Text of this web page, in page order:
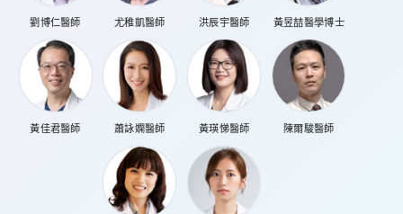
劉博仁醫師 尤稚凱醫師 洪辰宇醫師 黃昱喆醫學博士
黃佳君醫師 蕭詠嫻醫師 黃瑛悌醫師 陳爾駿醫師